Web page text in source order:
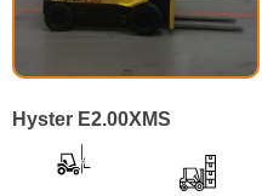
Hyster E2.00XMS